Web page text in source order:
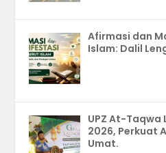
Afirmasi dan
Islam: Dalil
UPZ At-Taqwa
2026, Perkuat
Umat.